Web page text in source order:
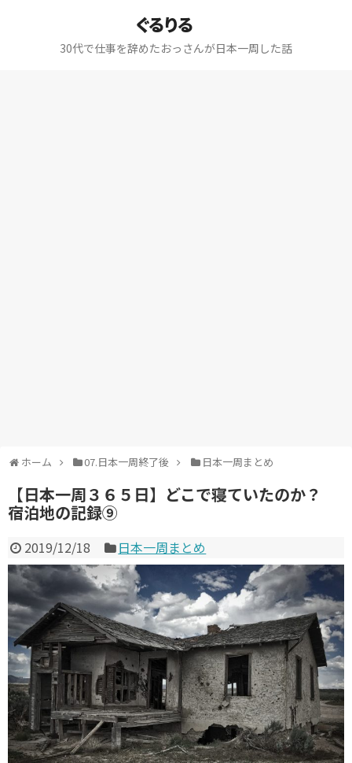
ぐるりる
30代で仕事を辞めたおっさんが日本一周した話
ホーム 07.日本一周終了後 日本一周まとめ
【日本一周３６５日】どこで寝ていたのか？
宿泊地の記録⑨
2019/12/18 日本一周まとめ